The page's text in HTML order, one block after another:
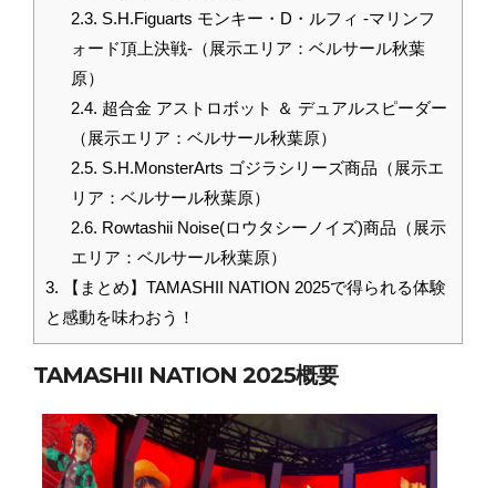
2.3. S.H.Figuarts モンキー・D・ルフィ -マリンフ
ォード頂上決戦-（展示エリア：ベルサール秋葉
原）
2.4. 超合金 アストロボット ＆ デュアルスピーダー
（展示エリア：ベルサール秋葉原）
2.5. S.H.MonsterArts ゴジラシリーズ商品（展示エ
リア：ベルサール秋葉原）
2.6. Rowtashii Noise(ロウタシーノイズ)商品（展示
エリア：ベルサール秋葉原）
3. 【まとめ】TAMASHII NATION 2025で得られる体験
と感動を味わおう！
TAMASHII NATION 2025概要